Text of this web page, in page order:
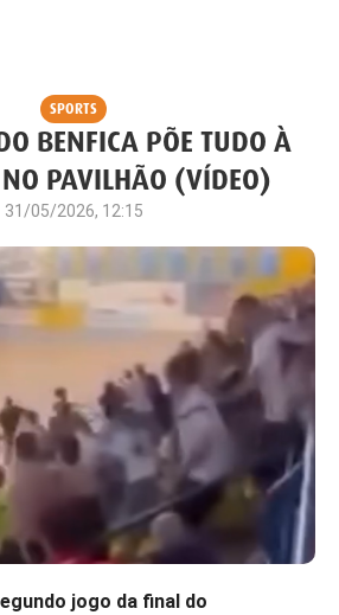
SPORTS
BENFICA PÕE TUDO À
PAVILHÃO (VÍDEO)
31/05/2026, 12:15
jogo da final do